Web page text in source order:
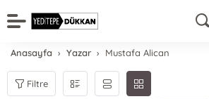
Anasayfa Yazar Mustafa Alican
Filtre